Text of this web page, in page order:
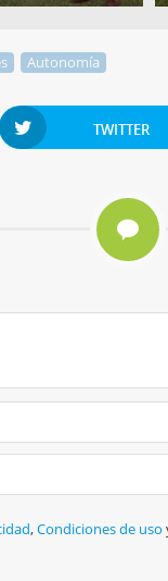
Autonomía
TWITTER
,Condiciones de uso